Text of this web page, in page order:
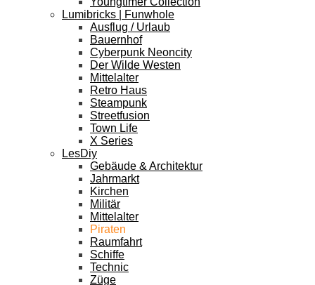
Lumibricks | Funwhole
Ausflug / Urlaub
Bauernhof
Cyberpunk Neoncity
Der Wilde Westen
Mittelalter
Retro Haus
Steampunk
Streetfusion
Town Life
X Series
LesDiy
Gebäude & Architektur
Jahrmarkt
Kirchen
Militär
Mittelalter
Piraten
Raumfahrt
Schiffe
Technic
Züge